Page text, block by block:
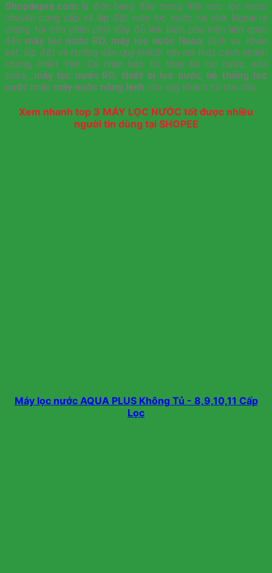
Shopdepre.com là đơn hàng đầu trong lĩnh vực lọc nước
chuyên cung cấp và lắp đặt máy lọc nước tại nhà. Ngoài ra
chúng tôi còn phân phối đầy đủ linh kiện, phụ kiện liên quan
đến máy lọc nước RO, máy lọc nước Nano, Dịch vụ: Khảo
sát, lắp đặt và hướng dẫn quý khách tận nơi một cách nhanh
chóng, nhiệt tình. Có nhận bảo trì, thay lõi lọc nước, sửa
chữa….máy lọc nước RO, thiết bị lọc nước, hệ thống lọc
nước hoặc máy nước nóng lạnh cho quý khách có nhu cầu.
Xem nhanh top 3 MÁY LỌC NƯỚC tốt được nhiều
người tin dùng tại SHOPEE
Máy lọc nước AQUA PLUS Không Tủ - 8,9,10,11 Cấp
Lọc